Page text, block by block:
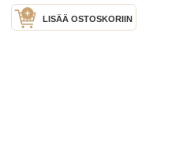
LISÄÄ OSTOSKORIIN